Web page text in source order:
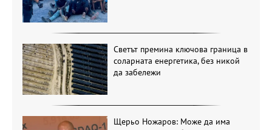
Светът премина ключова граница в
соларната енергетика, без никой
да забележи
Щерьо Ножаров: Може да има